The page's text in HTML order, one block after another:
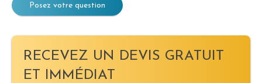
Posez votre question
RECEVEZ UN DEVIS GRATUIT
ET IMMÉDIAT